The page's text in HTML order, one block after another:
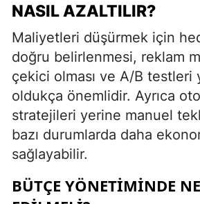
NASIL AZALTILIR?
Maliyetleri düşürmek için
doğru belirlenmesi, reklam
çekici olması ve A/B testleri
oldukça önemlidir. Ayrıca
stratejileri yerine manuel
bazı durumlarda daha
sağlayabilir.
BÜTÇE YÖNETIMINDE